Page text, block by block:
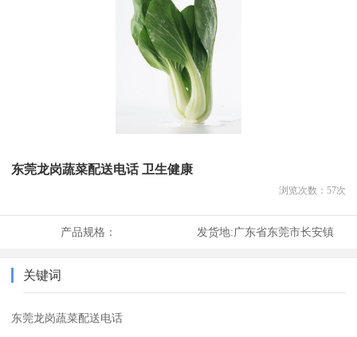
东莞龙岗蔬菜配送电话 卫生健康
浏览次数： 57次
产品规格： 发货地:广东省东莞市长安镇
关键词
东莞龙岗蔬菜配送电话